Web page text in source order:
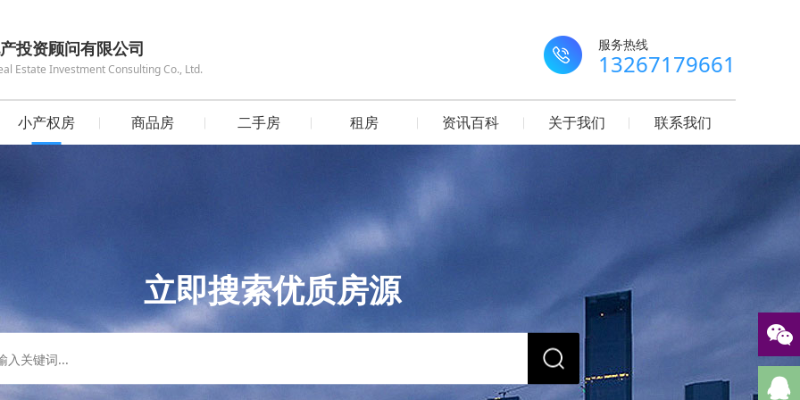
投资顾问有限公司
Estate Investment Consulting Co., Ltd.
服务热线
13267179661
小产权房 商品房 二手房 租房 资讯百科 关于我们 联系我们
立即搜索优质房源